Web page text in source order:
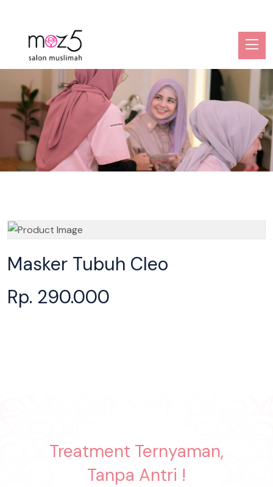
Masker Tubuh Cleo
Rp. 290.000
Treatment Ternyaman,
Tanpa Antri !